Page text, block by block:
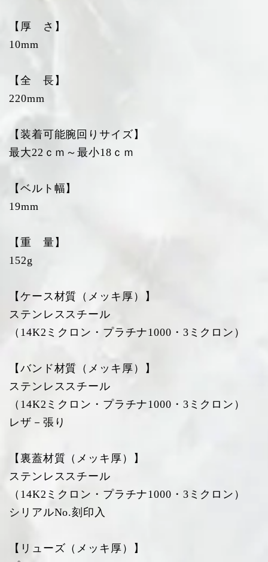
【厚 さ】
10mm
【全 長】
220mm
【装着可能腕回りサイズ】
最大22ｃｍ～最小18ｃｍ
【ベルト幅】
19mm
【重 量】
152g
【ケース材質（メッキ厚）】
ステンレススチール
（14K2ミクロン・プラチナ1000・3ミクロン）
【バンド材質（メッキ厚）】
ステンレススチール
（14K2ミクロン・プラチナ1000・3ミクロン）
レザ－張り
【裏蓋材質（メッキ厚）】
ステンレススチール
（14K2ミクロン・プラチナ1000・3ミクロン）
シリアルNo.刻印入
【リューズ（メッキ厚）】